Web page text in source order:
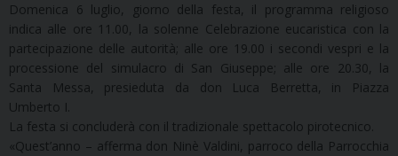
Domenica 6 luglio, giorno della festa, il programma religioso
indica alle ore 11.00, la solenne Celebrazione eucaristica con la
partecipazione delle autorità; alle ore 19.00 i secondi vespri e la
processione del simulacro di San Giuseppe; alle ore 20.30, la
Santa Messa, presieduta da don Luca Berretta, in Piazza
Umberto I.
La festa si concluderà con il tradizionale spettacolo pirotecnico.
«Quest’anno – afferma don Ninè Valdini, parroco della Parrocchia